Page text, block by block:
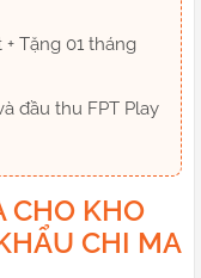
Tặng 01 tháng
đầu thu FPT Play
CHO KHO
CHI MA